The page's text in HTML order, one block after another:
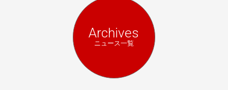
Archives
ニュース一覧